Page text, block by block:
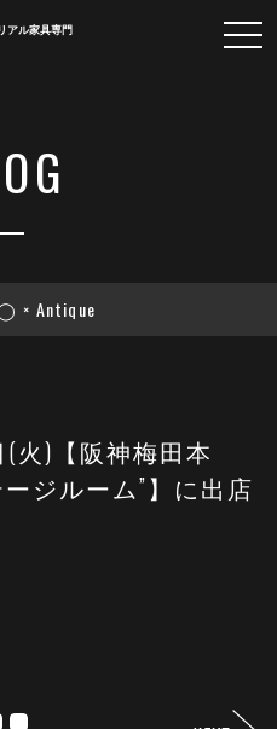
アル家具専門
火)【阪神梅田本
ジルーム”】に出店
× Antique